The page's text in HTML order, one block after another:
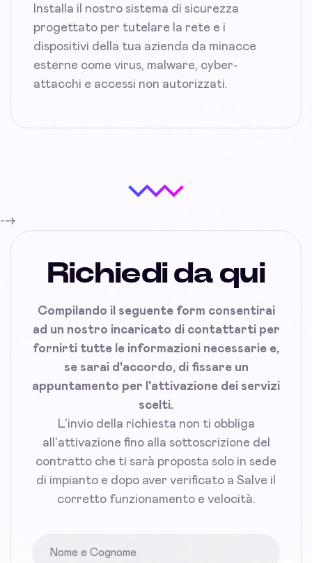
Installa il nostro sistema di sicurezza
progettato per tutelare la rete e i
dispositivi della tua azienda da minacce
esterne come virus, malware, cyber-
attacchi e accessi non autorizzati.
-->
Richiedi da qui
Compilando il seguente form consentirai
ad un nostro incaricato di contattarti per
fornirti tutte le informazioni necessarie e,
se sarai d'accordo, di fissare un
appuntamento per l'attivazione dei servizi
scelti.
L'invio della richiesta non ti obbliga
all'attivazione fino alla sottoscrizione del
contratto che ti sarà proposta solo in sede
di impianto e dopo aver verificato a Salve il
corretto funzionamento e velocità.